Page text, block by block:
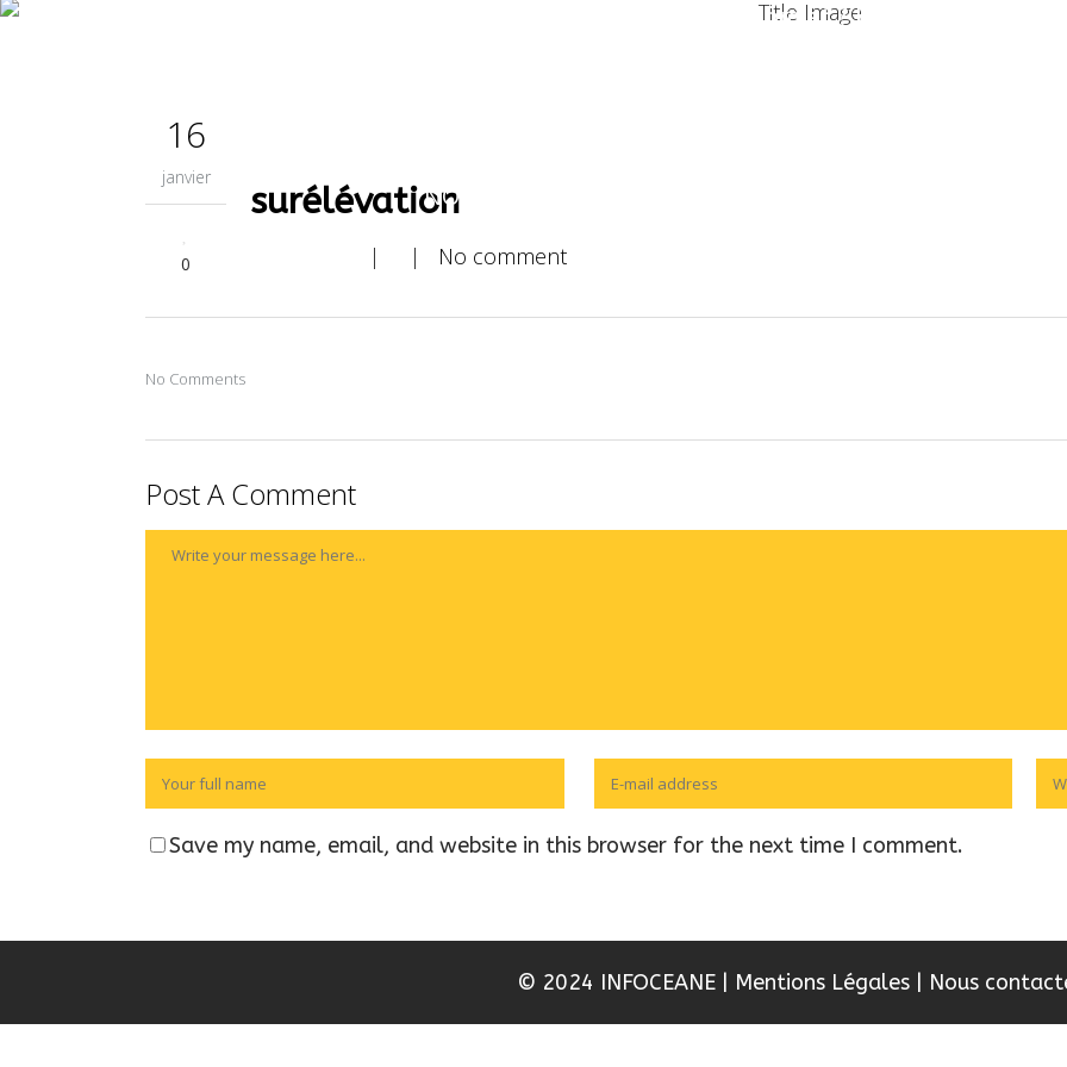
Un projet ? Une information
NOUS CONTACTER
16
janvier
0
surélévation
| | No comment
No Comments
Post A Comment
Save my name, email, and website in this browser for the next time I comment.
© 2024 INFOCEANE Mentions Légales Nous